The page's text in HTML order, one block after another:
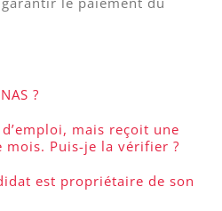
?
mais reçoit une
mois. Puis-je la vérifier ?
est propriétaire de son